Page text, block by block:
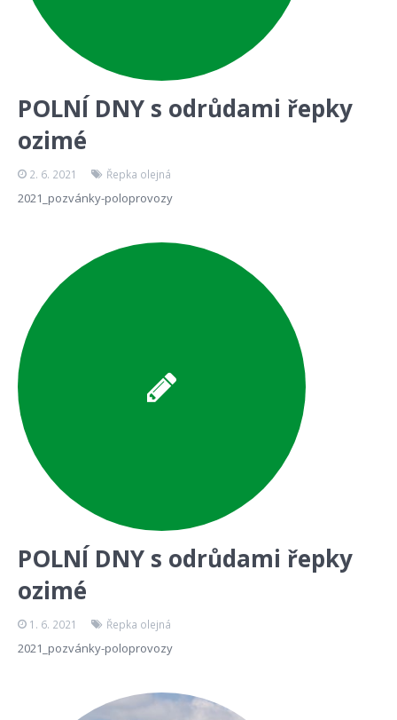
POLNÍ DNY s odrůdami řepky
ozimé
2. 6. 2021 Řepka olejná
2021_pozvánky-poloprovozy
POLNÍ DNY s odrůdami řepky
ozimé
1. 6. 2021 Řepka olejná
2021_pozvánky-poloprovozy